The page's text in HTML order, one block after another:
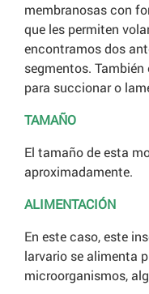
membranosas con
que les permiten
encontramos dos
segmentos.
para succionar o
TAMAÑO
El tamaño de esta
aproximadamente.
ALIMENTACIÓN
En este caso, este
larvario se alimenta
microorganismos,